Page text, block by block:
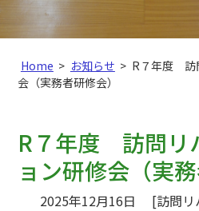
こ
の
ジ
の
位
置:
Home > お知らせ > R７年度 訪
会（実務者研修会）
R７年度 訪問リ
ョン研修会（実務
2025年12月16日 [訪問リ